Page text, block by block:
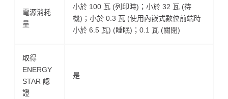
電源消耗
量
小於 100 瓦 (列印時)；小於 32 瓦 (待
機)；小於 0.3 瓦 (使用內嵌式數位前端時
小於 6.5 瓦) (睡眠)；0.1 瓦 (關閉)
取得
ENERGY
STAR 認
證
是